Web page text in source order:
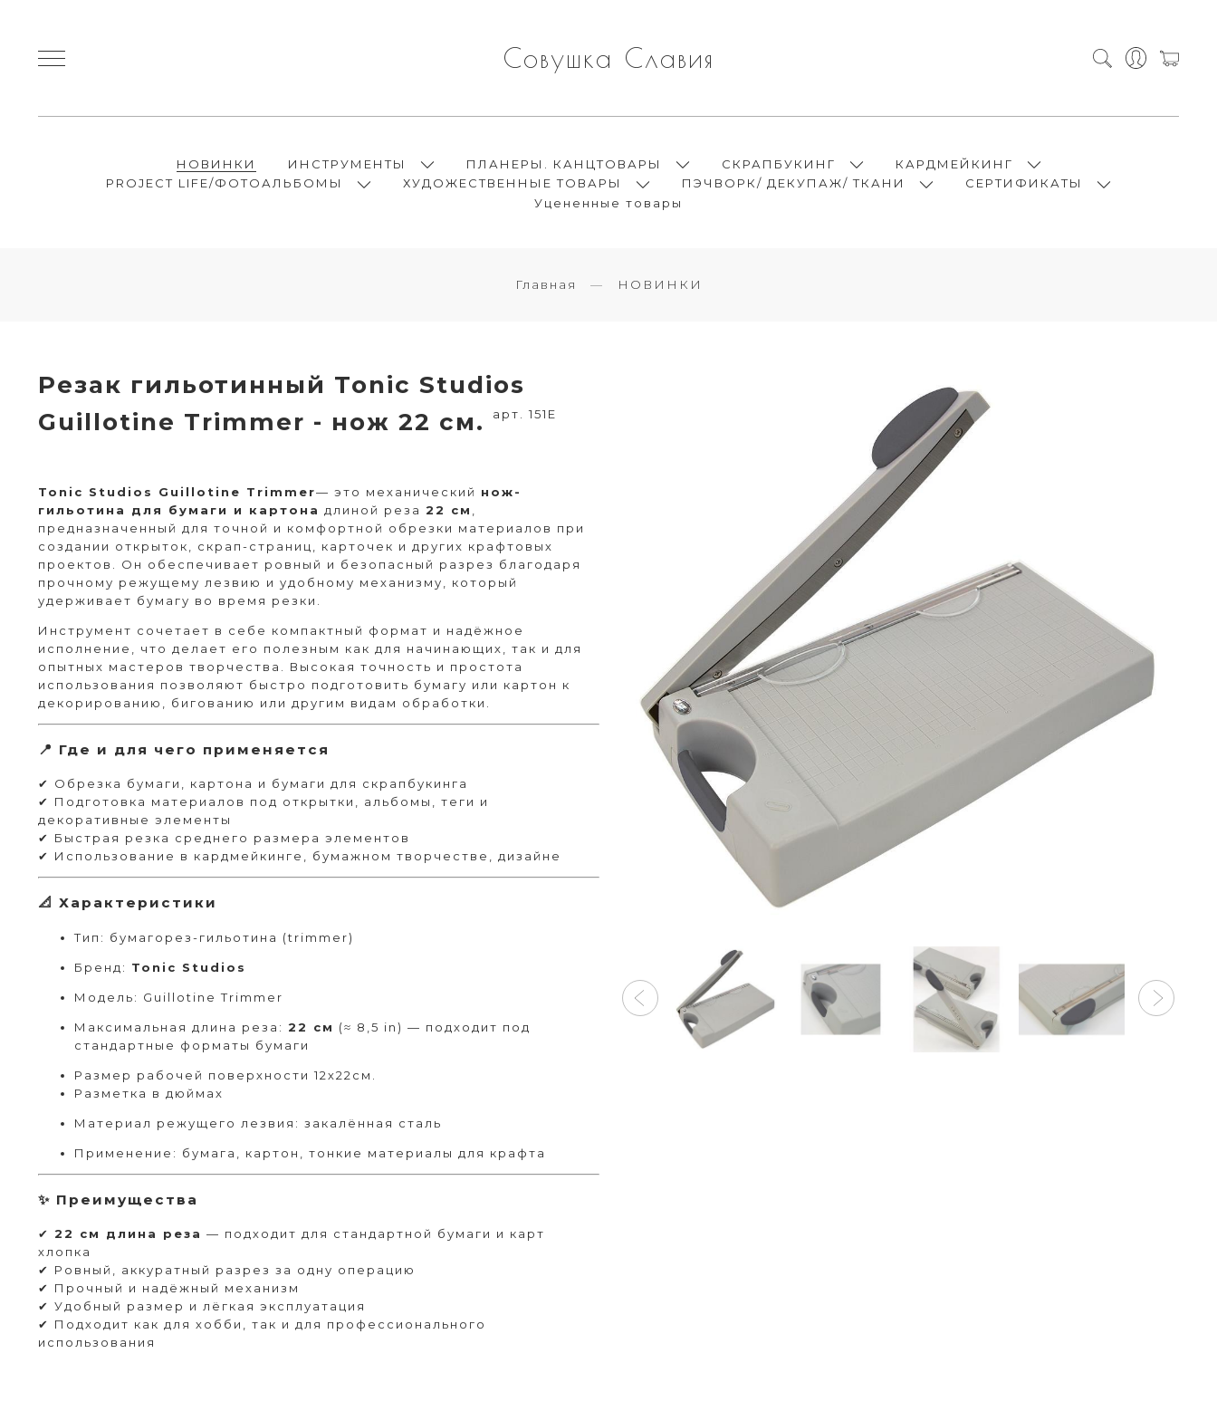
Совушка Славия
НОВИНКИ ИНСТРУМЕНТЫ ПЛАНЕРЫ. КАНЦТОВАРЫ СКРАПБУКИНГ
КАРДМЕЙКИНГ
PROJECT LIFE/ФОТОАЛЬБОМЫ
ХУДОЖЕСТВЕННЫЕ ТОВАРЫ ПЭЧВОРК/ ДЕКУПАЖ/ ТКАНИ
СЕРТИФИКАТЫ
Уцененные товары
Главная НОВИНКИ
Резак гильотинный Tonic Studios
Guillotine Trimmer - нож 22 см.
арт. 151E
Tonic Studios Guillotine Trimmer— это механический нож-
гильотина для бумаги и картона длиной реза 22 см
предназначенный для точной и комфортной обрезки материалов при
создании открыток, скрап-страниц, карточек и других крафтовых
проектов. Он обеспечивает ровный и безопасный разрез благодаря
прочному режущему лезвию и удобному механизму, который
удерживает бумагу во время резки.
Инструмент сочетает в себе компактный формат и надёжное
исполнение, что делает его полезным как для начинающих, так и для
опытных мастеров творчества. Высокая точность и простота
использования позволяют быстро подготовить бумагу или картон к
декорированию, бигованию или другим видам обработки.
📍 Где и для чего применяется
✔ Обрезка бумаги, картона и бумаги для скрапбукинга
✔ Подготовка материалов под открытки, альбомы, теги и
декоративные элементы
✔ Быстрая резка среднего размера элементов
✔ Использование в кардмейкинге, бумажном творчестве, дизайне
📐 Характеристики
Тип: бумагорез-гильотина (trimmer)
Бренд: Tonic Studios
Модель: Guillotine Trimmer
Максимальная длина реза: 22 см (≈ 8,5 in) — подходит под
стандартные форматы бумаги
Размер рабочей поверхности 12х22см.
Разметка в дюймах
Материал режущего лезвия: закалённая сталь
Применение: бумага, картон, тонкие материалы для крафта
✨ Преимущества
✔ 22 см длина реза — подходит для стандартной бумаги и карт
хлопка
✔ Ровный, аккуратный разрез за одну операцию
✔ Прочный и надёжный механизм
✔ Удобный размер и лёгкая эксплуатация
✔ Подходит как для хобби, так и для профессионального
использования